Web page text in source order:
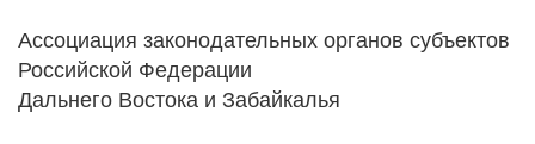
Ассоциация законодательных органов субъектов
Российской Федерации
Дальнего Востока и Забайкалья